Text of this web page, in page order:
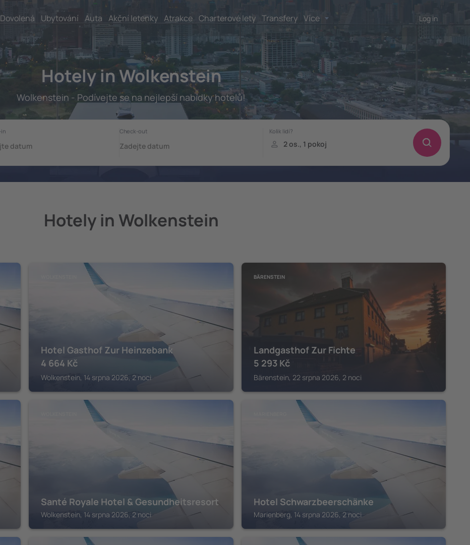
Dovolená Ubytování Auta Akční letenky Atrakce Charterové lety Transfery Více Log in
Hotely in Wolkenstein
Wolkenstein - Podívejte se na nejlepší nabídky hotelů!
Hotely in Wolkenstein
Hotel Gasthof Zur Heinzebank
4 664 Kč
Wolkenstein, 14 srpna 2026, 2 noci
BÄRENSTEIN
Landgasthof Zur Fichte
5 293 Kč
Bärenstein, 22 srpna 2026, 2 noci
Santé Royale Hotel & Gesundheitsresort
Wolkenstein, 14 srpna 2026, 2 noci
Hotel Schwarzbeerschänke
Marienberg, 14 srpna 2026, 2 noci